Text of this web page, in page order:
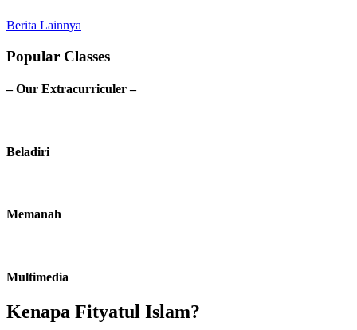
Berita Lainnya
Popular Classes
– Our Extracurriculer –
Beladiri
Memanah
Multimedia
Kenapa Fityatul Islam?